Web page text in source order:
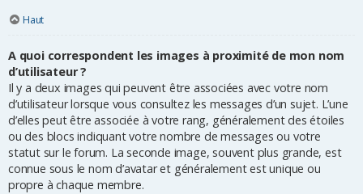
Haut
A quoi correspondent les images à proximité de mon nom
d’utilisateur ?
Il y a deux images qui peuvent être associées avec votre nom
d’utilisateur lorsque vous consultez les messages d’un sujet. L’une
d’elles peut être associée à votre rang, généralement des étoiles
ou des blocs indiquant votre nombre de messages ou votre
statut sur le forum. La seconde image, souvent plus grande, est
connue sous le nom d’avatar et généralement est unique ou
propre à chaque membre.